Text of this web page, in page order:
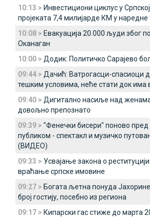
10:13 > Инвестициони циклус у
пројеката 7,4 милијарде КМ у наредне
10:08 > Евакуација 20.000 људи због
Оканаган
10:00 > Додик: Политичко Сарајево
09:44 > Дачић: Ватрогасци-спасиоци
тешким условима, неће стати док има
09:40 > Дигитално насиље над женама
довољно препознато
09:39 > "Фенечки бисери" поново
публиком - спектакл и музичко
(ВИДЕО)
09:33 > Усвајање закона о
враћање српске имовине
09:27 > Богата љетна понуда
број гостију, посебно из региона
09:17 > Кипарски гас стиже до марта